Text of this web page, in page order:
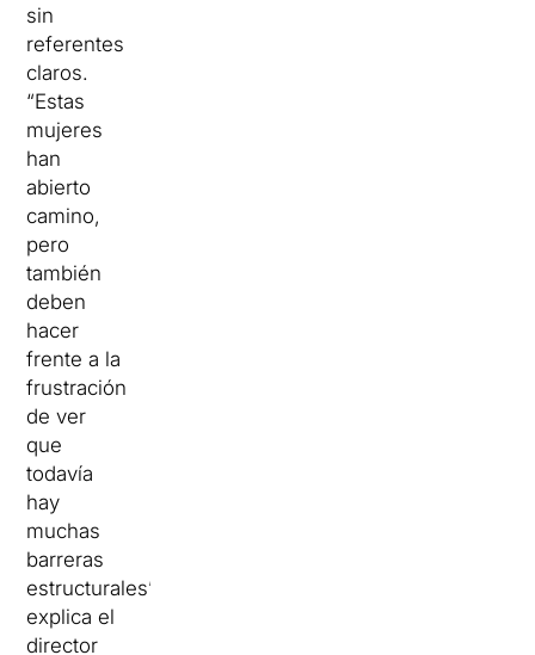
sin
referentes
claros.
“Estas
mujeres
han
abierto
camino,
pero
también
deben
hacer
frente a la
frustración
de ver
que
todavía
hay
muchas
barreras
estructurales”,
explica el
director